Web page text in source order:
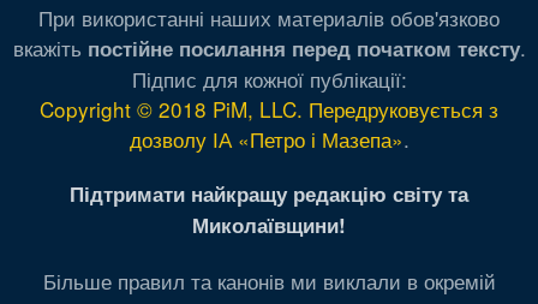
При використанні наших материалів обов'язково
вкажіть постійне посилання перед початком тексту.
Підпис для кожної публікації:
Copyright © 2018 PiM, LLC. Передруковується з
дозволу ІА «Петро і Мазепа».
Підтримати найкращу редакцію світу та
Миколаївщини!
Більше правил та канонів ми виклали в окремій